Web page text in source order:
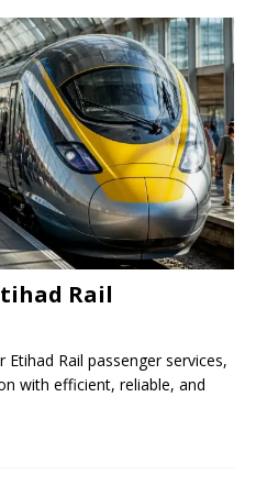
Rail
Rail passenger services,
with efficient, reliable, and